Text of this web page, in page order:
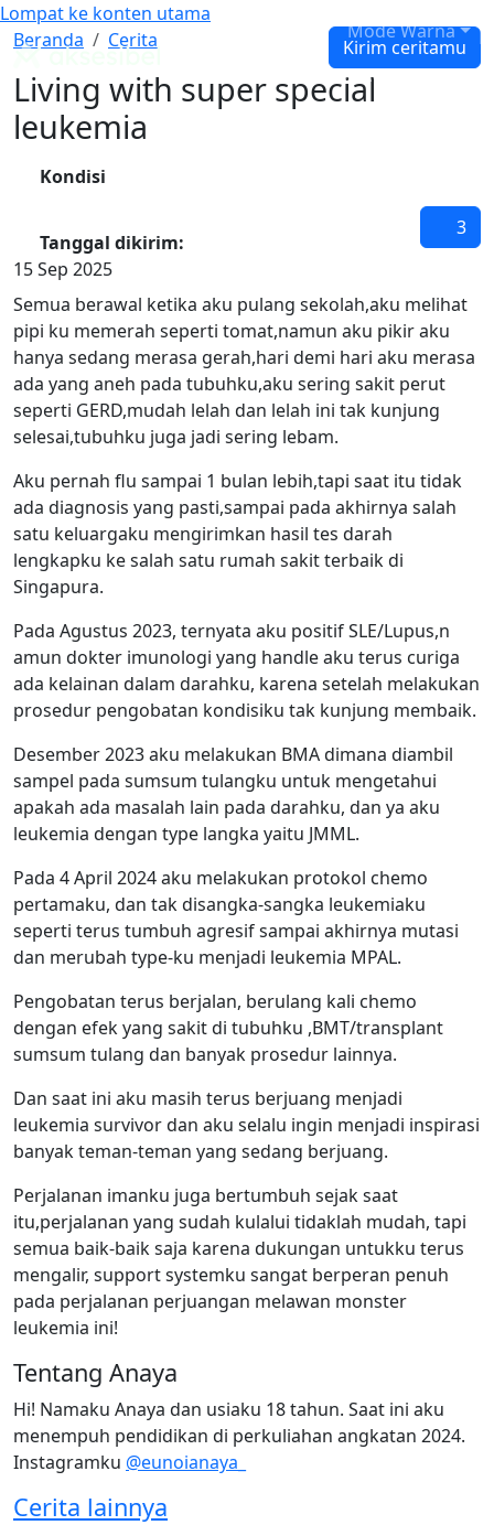
Lompat ke konten utama
Mode Warna
Panduan WCAG Indonesia
Beranda Cerita
Living with super special leukemia Kirim ceritamu
Living with super special
leukemia
Kondisi
Tanggal dikirim:
15 Sep 2025
3
Semua berawal ketika aku pulang sekolah,aku melihat
pipi ku memerah seperti tomat,namun aku pikir aku
hanya sedang merasa gerah,hari demi hari aku merasa
ada yang aneh pada tubuhku,aku sering sakit perut
seperti GERD,mudah lelah dan lelah ini tak kunjung
selesai,tubuhku juga jadi sering lebam.
Aku pernah flu sampai 1 bulan lebih,tapi saat itu tidak
ada diagnosis yang pasti,sampai pada akhirnya salah
satu keluargaku mengirimkan hasil tes darah
lengkapku ke salah satu rumah sakit terbaik di
Singapura.
Pada Agustus 2023, ternyata aku positif SLE/Lupus,n
amun dokter imunologi yang handle aku terus curiga
ada kelainan dalam darahku, karena setelah melakukan
prosedur pengobatan kondisiku tak kunjung membaik.
Desember 2023 aku melakukan BMA dimana diambil
sampel pada sumsum tulangku untuk mengetahui
apakah ada masalah lain pada darahku, dan ya aku
leukemia dengan type langka yaitu JMML.
Pada 4 April 2024 aku melakukan protokol chemo
pertamaku, dan tak disangka-sangka leukemiaku
seperti terus tumbuh agresif sampai akhirnya mutasi
dan merubah type-ku menjadi leukemia MPAL.
Pengobatan terus berjalan, berulang kali chemo
dengan efek yang sakit di tubuhku ,BMT/transplant
sumsum tulang dan banyak prosedur lainnya.
Dan saat ini aku masih terus berjuang menjadi
leukemia survivor dan aku selalu ingin menjadi inspirasi
banyak teman-teman yang sedang berjuang.
Perjalanan imanku juga bertumbuh sejak saat
itu,perjalanan yang sudah kulalui tidaklah mudah, tapi
semua baik-baik saja karena dukungan untukku terus
mengalir, support systemku sangat berperan penuh
pada perjalanan perjuangan melawan monster
leukemia ini!
Tentang Anaya
Hi! Namaku Anaya dan usiaku 18 tahun. Saat ini aku
menempuh pendidikan di perkuliahan angkatan 2024.
Instagramku @eunoianaya_
Cerita lainnya